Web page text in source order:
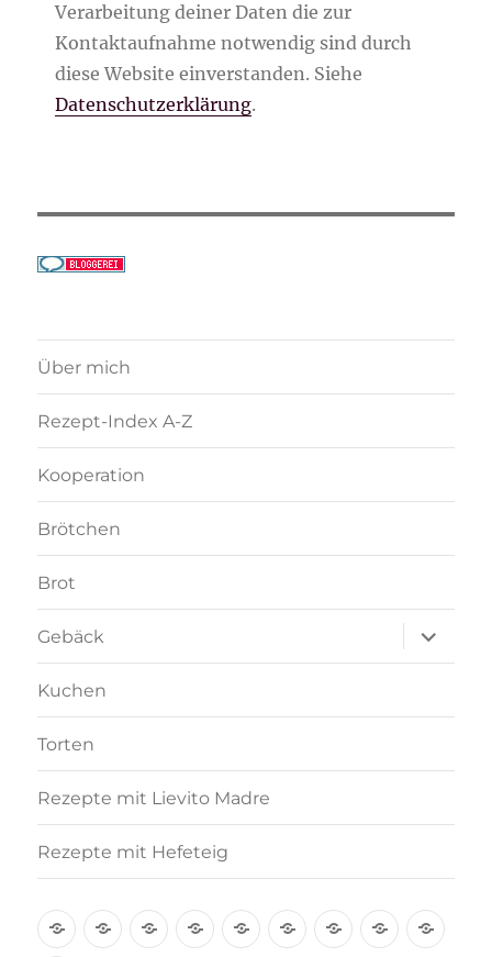
Verarbeitung deiner Daten die zur
Kontaktaufnahme notwendig sind durch
diese Website einverstanden. Siehe
Datenschutzerklärung.
Über mich
Rezept-Index A-Z
Kooperation
Brötchen
Brot
Gebäck
anzeigen
Kuchen
Torten
Rezepte mit Lievito Madre
Rezepte mit Hefeteig
Über Rezept-Kooperation
Brötchen
Brot GebäckKuchenTorten